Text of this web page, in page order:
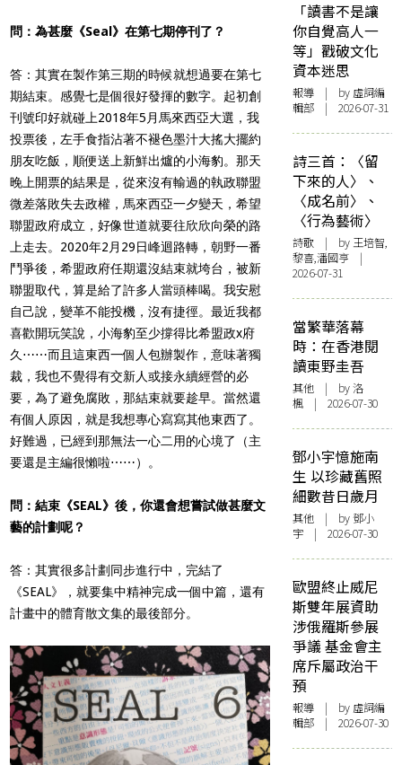
問：為甚麼《Seal》在第七期停刊了？
答：其實在製作第三期的時候就想過要在第七
期結束。感覺七是個很好發揮的數字。起初創
刊號印好就碰上2018年5月馬來西亞大選，我
投票後，左手食指沾著不褪色墨汁大搖大擺約
朋友吃飯，順便送上新鮮出爐的小海豹。那天
晚上開票的結果是，從來沒有輸過的執政聯盟
微差落敗失去政權，馬來西亞一夕變天，希望
聯盟政府成立，好像世道就要往欣欣向榮的路
上走去。2020年2月29日峰迴路轉，朝野一番
鬥爭後，希盟政府任期還沒結束就垮台，被新
聯盟取代，算是給了許多人當頭棒喝。我安慰
自己說，變革不能投機，沒有捷徑。最近我都
喜歡開玩笑說，小海豹至少撐得比希盟政x府
久⋯⋯而且這東西一個人包辦製作，意味著獨
裁，我也不覺得有交新人或接永續經營的必
要，為了避免腐敗，那結束就要趁早。當然還
有個人原因，就是我想專心寫寫其他東西了。
好難過，已經到那無法一心二用的心境了（主
要還是主編很懶啦⋯⋯）。
問：結束《SEAL》後，你還會想嘗試做甚麼文
藝的計劃呢？
答：其實很多計劃同步進行中，完結了
《SEAL》，就要集中精神完成一個中篇，還有
計畫中的體育散文集的最後部分。
「讀書不是讓
你自覺高人一
等」戳破文化
資本迷思
報導 | by 虛詞編
輯部 | 2026-07-31
詩三首：〈留
下來的人〉、
〈成名前〉、
〈行為藝術〉
詩歌 | by 王培智,
黎喜,潘國亨 |
2026-07-31
當繁華落幕
時：在香港閱
讀東野圭吾
其他 | by洛
楓 | 2026-07-30
鄧小宇憶施南
生 以珍藏舊照
細數昔日歲月
其他 | by 鄧小
宇 | 2026-07-30
歐盟終止威尼
斯雙年展資助
涉俄羅斯參展
爭議 基金會主
席斥屬政治干
預
報導 | by 虛詞編
輯部 | 2026-07-30